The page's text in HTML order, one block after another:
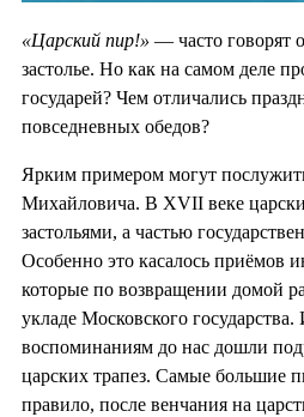
«Царский пир!» — часто говорят
застолье. Но как на самом деле
государей? Чем отличались
повседневных обедов?
Ярким примером могут
Михайловича. В XVII веке
застольями, а частью
Особенно это касалось приёмов
которые по возвращении домой
укладе Московского
воспоминаниям до нас дошли
царских трапез. Самые большие
правило, после венчания на